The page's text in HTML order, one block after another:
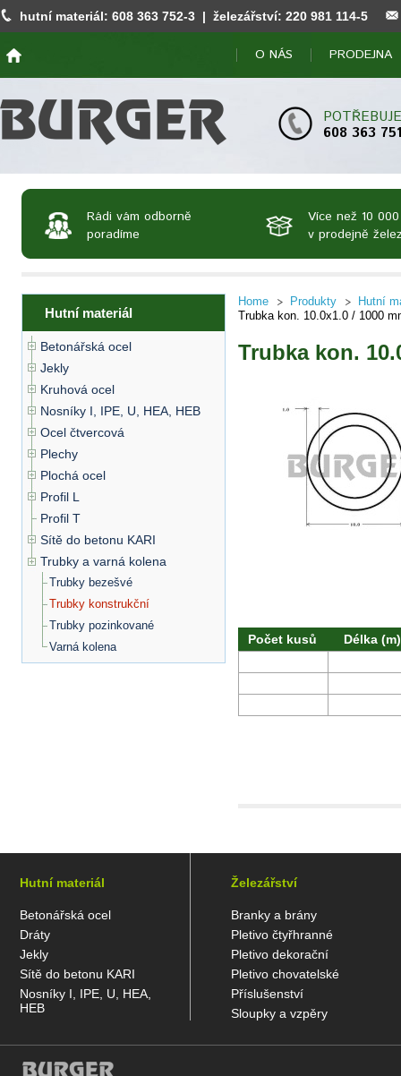
hutní materiál: 608 363 752-3 | železářství: 220 981 114-5
O NÁS PRODEJNA
608 363 751
Rádi vám odborně
poradíme
Více než 10
v prodejně
Hutní materiál
Betonářská ocel
Jekly
Kruhová ocel
Nosníky I, IPE, U, HEA, HEB
Ocel čtvercová
Plechy
Plochá ocel
Profil L
Profil T
Sítě do betonu KARI
Trubky a varná kolena
Trubky bezešvé
Trubky konstrukční
Trubky pozinkované
Varná kolena
Home Produkty
Hutní
Trubka kon. 10.0x1.0 / 1000
Trubka kon.
Počet kusů Délka (m)
Hutní materiál
Betonářská ocel
Dráty
Jekly
Sítě do betonu KARI
Nosníky I, IPE, U, HEA,
HEB
Železářství
Branky a brány
Pletivo čtyřhranné
Pletivo dekorační
Pletivo chovatelské
Příslušenství
Sloupky a vzpěry